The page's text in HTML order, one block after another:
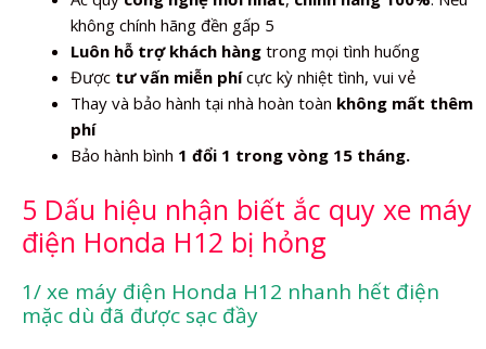
không chính hãng đền gấp 5
Luôn hỗ trợ khách hàng trong mọi tình huống
Được tư vấn miễn phícực kỳ nhiệt tình, vui vẻ
Thay và bảo hành tại nhà hoàn toàn không mất thêm
phí
Bảo hành bình 1 đổi 1 trong vòng 15 tháng.
5 Dấu hiệu nhận biết ắc quy xe máy
điện Honda H12 bị hỏng
1/ xe máy điện Honda H12 nhanh hết điện
mặc dù đã được sạc đầy